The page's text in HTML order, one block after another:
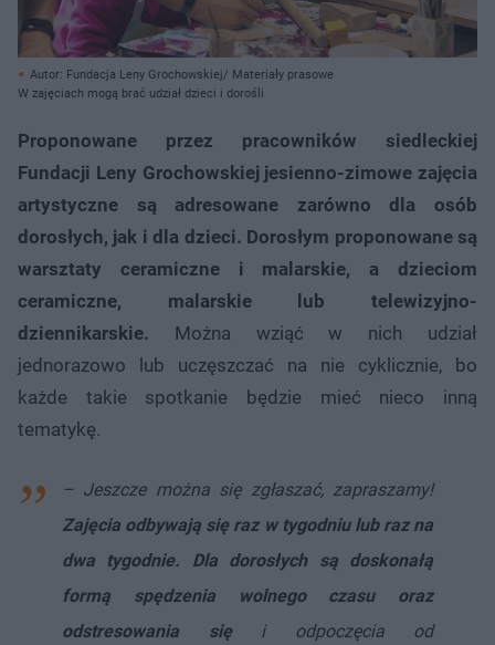
Autor: Fundacja Leny Grochowskiej/ Materiały prasowe
W zajęciach mogą brać udział dzieci i dorośli
Proponowane przez pracowników siedleckiej
Fundacji Leny Grochowskiej jesienno-zimowe zajęcia
artystyczne są adresowane zarówno dla osób
dorosłych, jak i dla dzieci. Dorosłym proponowane są
warsztaty ceramiczne i malarskie, a dzieciom
ceramiczne, malarskie lub telewizyjno-
dziennikarskie. Można wziąć w nich udział
jednorazowo lub uczęszczać na nie cyklicznie, bo
każde takie spotkanie będzie mieć nieco inną
tematykę.
– Jeszcze można się zgłaszać, zapraszamy!
Zajęcia odbywają się raz w tygodniu lub raz na
dwa tygodnie. Dla dorosłych są doskonałą
formą spędzenia wolnego czasu oraz
odstresowania sięi odpoczęcia od